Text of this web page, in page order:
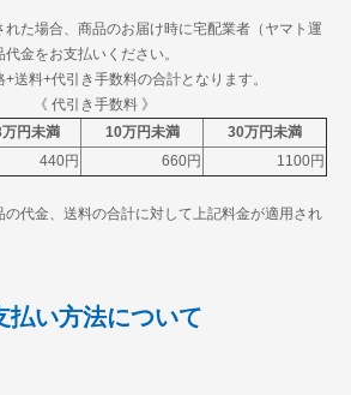
円 900円
円 900円 1040円 1290円
円 900円 1040円 1290円
た場合、商品のお届け時に宅配業者（ヤマト運
金をお支払いください。
送料+代引き手数料の合計となります。
《 代引き手数料 》
円未満 10万円未満
30万円未満
440円 660円 1100円
代金、送料の合計に対して上記料金が適用され
払い方法について